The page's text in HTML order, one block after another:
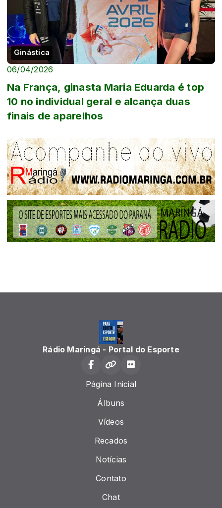
Ginástica
06/04/2026
Na França, ginasta Maria Eduarda é top
10 no individual geral e alcança duas
finais de aparelhos
Rádio Maringá - Portal do Esporte
Página Inicial
Álbuns
Vídeos
Recados
Notícias
Contato
Chat